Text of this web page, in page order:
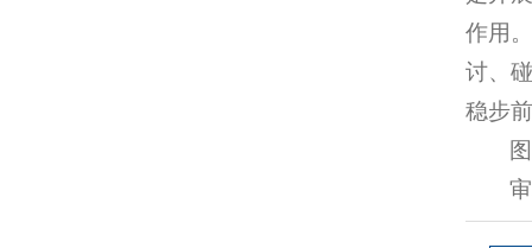
作用
讨、
稳步